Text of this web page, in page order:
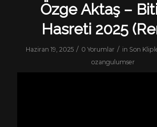
Özge Aktaş –
Hasreti 2025
Haziran 19, 2025 / 0 Yorumlar / in Son
ozangulumser